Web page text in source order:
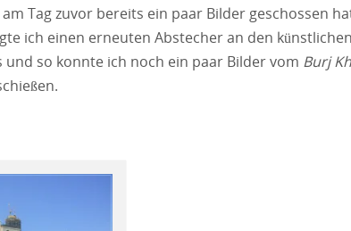
Tag zuvor bereits ein paar Bilder geschossen
ich einen erneuten Abstecher an den
und so konnte ich noch ein paar Bilder vom Burj